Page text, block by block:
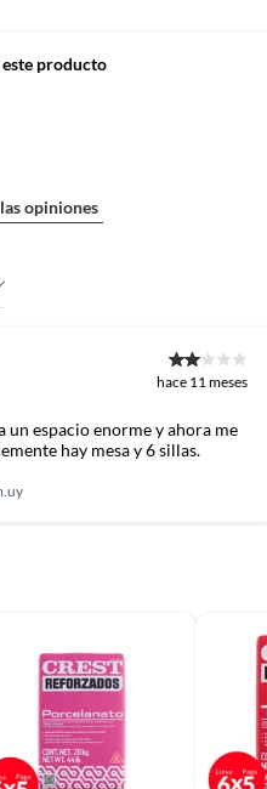
III (Tránsito medio)
tipo rústico
producto
opiniones
hace 11 meses
espacio enorme y ahora me
hay mesa y 6 sillas.